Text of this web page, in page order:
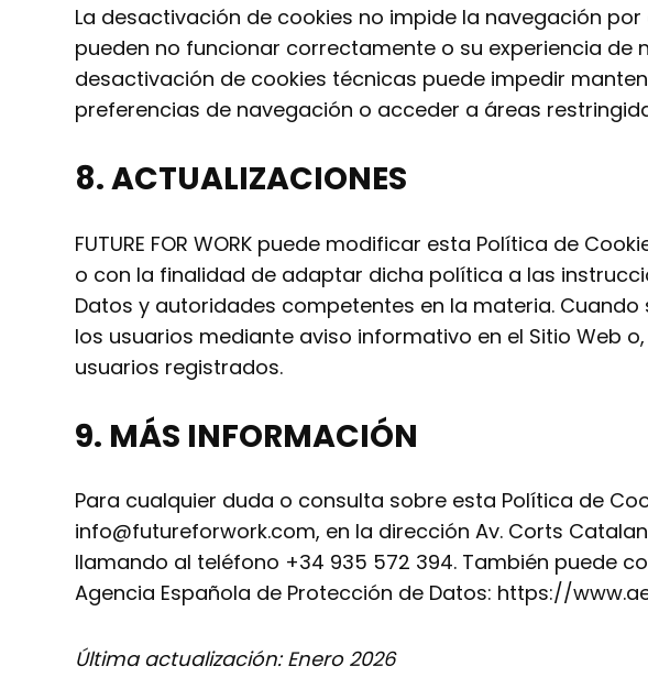
La desactivación de cookies no impide la navegación
pueden no funcionar correctamente o su experiencia de
desactivación de cookies técnicas puede impedir
preferencias de navegación o acceder a áreas
8.ACTUALIZACIONES
FUTURE FOR WORK puede modificar esta Política de
o con la finalidad de adaptar dicha política a las
Datos y autoridades competentes en la materia.
los usuarios mediante aviso informativo en el Sitio Web
usuarios registrados.
9. MÁS INFORMACIÓN
Para cualquier duda o consulta sobre esta Política de
info@futureforwork.com, en la dirección Av. Corts
llamando al teléfono +34 935 572 394. También puede
Agencia Española de Protección de Datos: https://
Última actualización: Enero 2026